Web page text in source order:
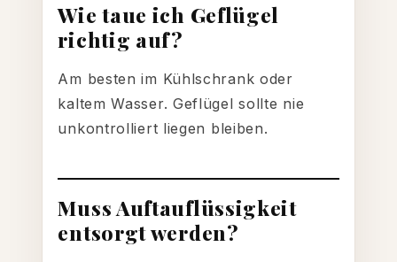
Wie taue ich Geflügel
richtig auf?
Am besten im Kühlschrank oder
kaltem Wasser. Geflügel sollte nie
unkontrolliert liegen bleiben.
Muss Auftauflüssigkeit
entsorgt werden?